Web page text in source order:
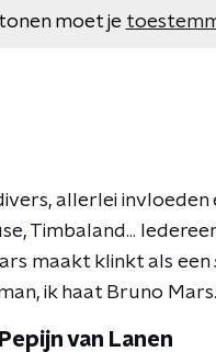
moet je
allerlei
Timbaland...
maakt klinkt als een
ik haat Bruno
van Lanen